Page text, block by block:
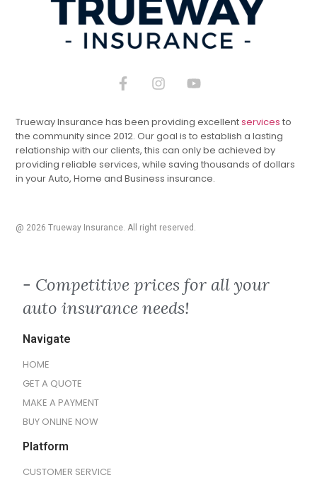
Trueway Insurance has been providing excellentservices to
the community since 2012. Our goal is to establish a lasting
relationship with our clients, this can only be achieved by
providing reliable services, while saving thousands of dollars
in your Auto, Home and Business insurance.
@ 2026 Trueway Insurance. All right reserved.
- Competitive prices for all your
auto insurance needs!
Navigate
HOME
GET A QUOTE
MAKE A PAYMENT
BUY ONLINE NOW
Platform
CUSTOMER SERVICE